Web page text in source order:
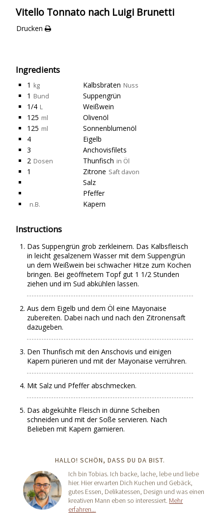
Vitello Tonnato nach Luigi Brunetti
Drucken
Ingredients
1 kg Kalbsbraten Nuss
1 Bund
Suppengrün
1/4 L
Weißwein
125 ml
Olivenöl
125 ml
Sonnenblumenöl
4
Eigelb
3
Anchovisfilets
2 Dosen Thunfisch in Öl
1 Zitrone Saft davon
Salz
Pfeffer
n.B. Kapern
Instructions
Das Suppengrün grob zerkleinern. Das Kalbsfleisch
in leicht gesalzenem Wasser mit dem Suppengrün
un dem Weißwein bei schwacher Hitze zum Kochen
bringen. Bei geöffnetem Topf gut 1 1/2 Stunden
ziehen und im Sud abkühlen lassen.
Aus dem Eigelb und dem Öl eine Mayonaise
zubereiten. Dabei nach und nach den Zitronensaft
dazugeben.
Den Thunfisch mit den Anschovis und einigen
Kapern pürieren und mit der Mayonaise verrühren.
Mit Salz und Pfeffer abschmecken.
Das abgekühlte Fleisch in dünne Scheiben
schneiden und mit der Soße servieren. Nach
Belieben mit Kapern garnieren.
HALLO! SCHÖN, DASS DU DA BIST.
Ich bin Tobias. Ich backe, lache, lebe und liebe
hier. Hier erwarten Dich Kuchen und Gebäck,
gutes Essen, Delikatessen, Design und was einen
kreativen Mann eben so interessiert. Mehr
erfahren...